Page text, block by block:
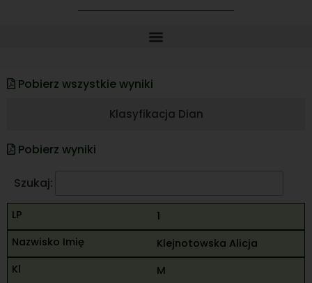
Pobierz wszystkie wyniki
Klasyfikacja Dian
Pobierz wyniki
Szukaj:
1
Klejnotowska Alicja
M